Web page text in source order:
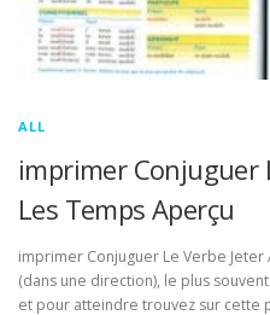
ALL
imprimer Conjuguer
Les Temps Aperçu
imprimer Conjuguer Le Verbe Jeter
(dans une direction), le plus
et pour atteindre trouvez sur cette